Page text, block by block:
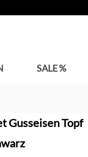
SALE %
Gusseisen Topf